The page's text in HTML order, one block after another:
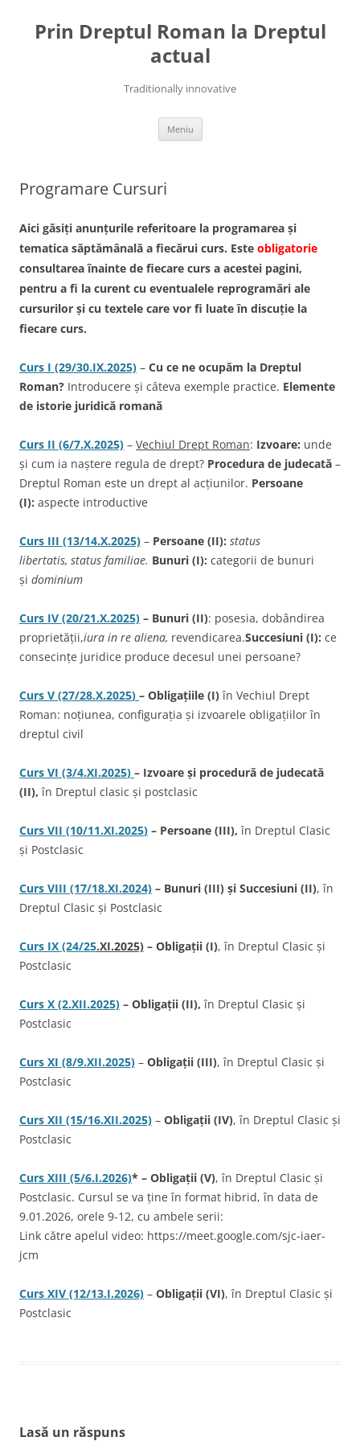
conținut
Prin Dreptul Roman la Dreptul
actual
Traditionally innovative
Meniu
Programare Cursuri
Aici găsiți anunțurile referitoare la programarea și
tematica săptămânală a fiecărui curs. Este obligatorie
consultarea înainte de fiecare curs a acestei pagini,
pentru a fi la curent cu eventualele reprogramări ale
cursurilor și cu textele care vor fi luate în discuție la
fiecare curs.
Curs I (29/30.IX.2025) – Cu ce ne ocupăm la Dreptul
Roman? Introducere și câteva exemple practice. Elemente
de istorie juridică romană
Curs II (6/7.X.2025) – Vechiul Drept Roman: Izvoare: unde
și cum ia naștere regula de drept? Procedura de judecată –
Dreptul Roman este un drept al acțiunilor. Persoane
(I): aspecte introductive
Curs III (13/14.X.2025) – Persoane (II): status
libertatis, status familiae. Bunuri (I): categorii de bunuri
și dominium
Curs IV (20/21.X.2025) – Bunuri (II): posesia, dobândirea
proprietății,iura in re aliena, revendicarea.Succesiuni (I): ce
consecințe juridice produce decesul unei persoane?
Curs V (27/28.X.2025) – Obligațiile (I)în Vechiul Drept
Roman: noțiunea, configurația și izvoarele obligațiilor în
dreptul civil
Curs VI (3/4.XI.2025) – Izvoare și procedură de judecată
(II), în Dreptul clasic și postclasic
Curs VII (10/11.XI.2025) – Persoane (III), în Dreptul Clasic
și Postclasic
Curs VIII (17/18.XI.2024) – Bunuri (III) și Succesiuni (II), în
Dreptul Clasic și Postclasic
Curs IX (24/25.XI.2025) – Obligații (I), în Dreptul Clasic și
Postclasic
Curs X (2.XII.2025) – Obligații (II),în Dreptul Clasic și
Postclasic
Curs XI (8/9.XII.2025) – Obligații (III), în Dreptul Clasic și
Postclasic
Curs XII (15/16.XII.2025) – Obligații (IV), în Dreptul Clasic și
Postclasic
Curs XIII (5/6.I.2026)* – Obligații (V), în Dreptul Clasic și
Postclasic. Cursul se va ține în format hibrid, în data de
9.01.2026, orele 9-12, cu ambele serii:
Link către apelul video: https://meet.google.com/sjc-iaer-
jcm
Curs XIV (12/13.I.2026) – Obligații (VI), în Dreptul Clasic și
Postclasic
Lasă un răspuns